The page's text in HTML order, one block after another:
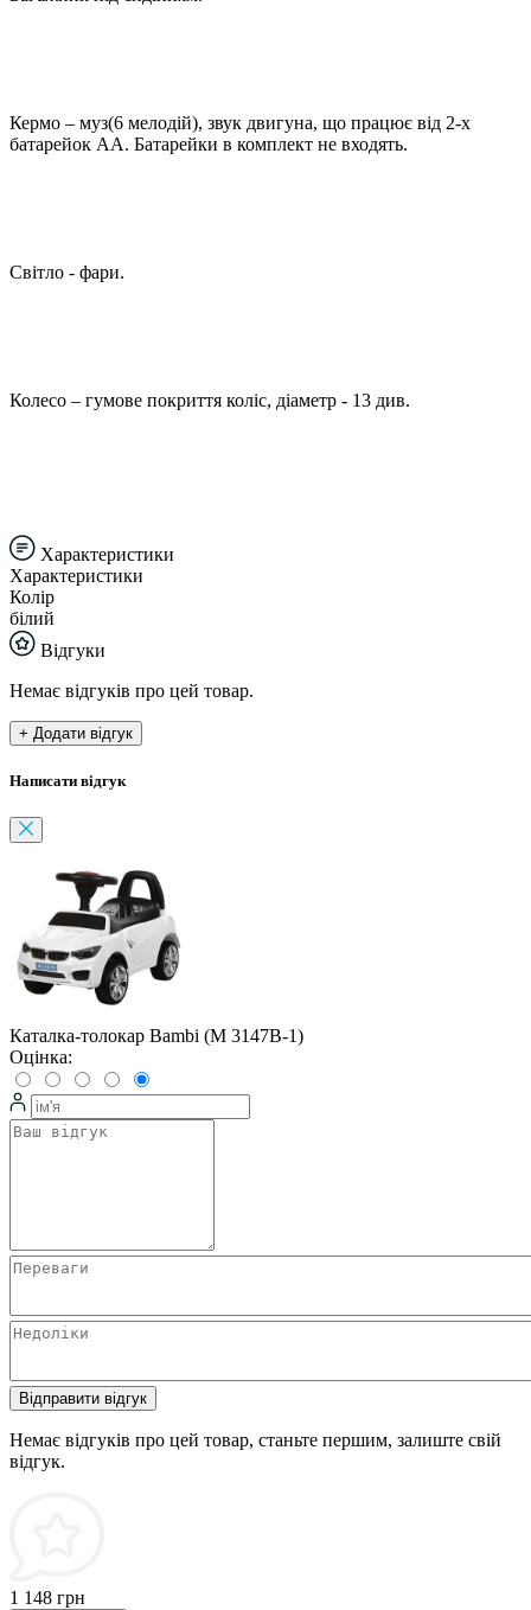
Кермо – муз(6 мелодій), звук двигуна, що працює від 2-х
батарейок АА. Батарейки в комплект не входять.
Світло - фари.
Колесо – гумове покриття коліс, діаметр - 13 див.
Характеристики
Характеристики
Колір
білий
Відгуки
Немає відгуків про цей товар.
+ Додати відгук
Написати відгук
Каталка-толокар Bambi (M 3147B-1)
Оцінка:
Відправити відгук
Немає відгуків про цей товар, станьте першим, залиште свій
відгук.
1 148 грн